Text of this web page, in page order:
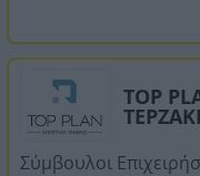
TOP
Σύμβουλοι